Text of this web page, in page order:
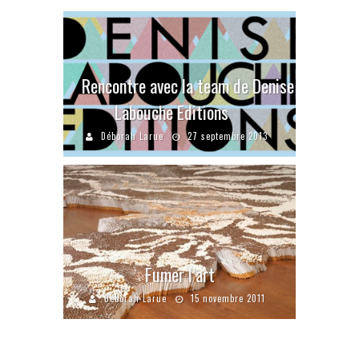
Rencontre avec la team de Denise
Labouche Editions
Déborah Larue 27 septembre 2013
Fumer l’art
Déborah Larue 15 novembre 2011